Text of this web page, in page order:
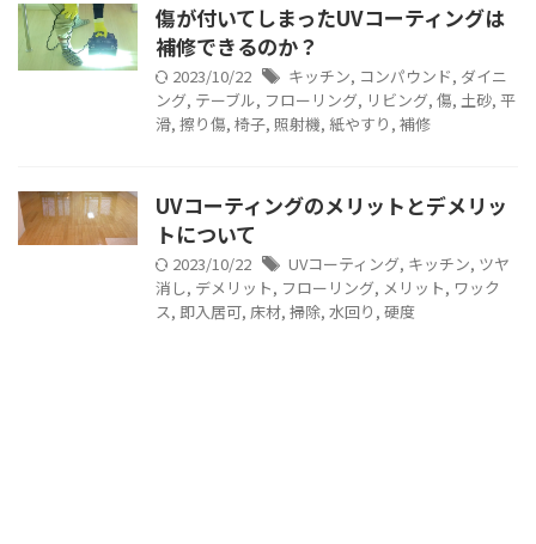
傷が付いてしまったUVコーティングは
補修できるのか？
2023/10/22 キッチン, コンパウンド, ダイニ
ング, テーブル, フローリング, リビング, 傷, 土砂, 平
滑, 擦り傷, 椅子, 照射機, 紙やすり , 補修
UVコーティングのメリットとデメリッ
トについて
2023/10/22 UVコーティング, キッチン, ツヤ
消し, デメリット, フローリング, メリット, ワック
ス, 即入居可, 床材, 掃除, 水回り , 硬度